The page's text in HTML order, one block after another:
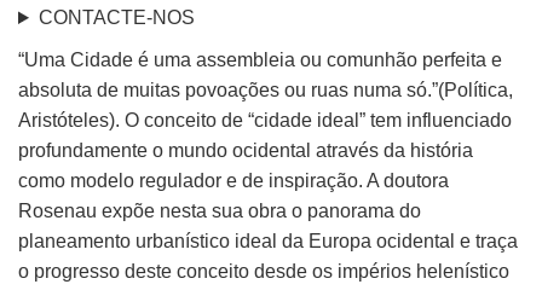
CONTACTE-NOS
“Uma Cidade é uma assembleia ou comunhão perfeita e
absoluta de muitas povoações ou ruas numa só.”(Política,
Aristóteles). O conceito de “cidade ideal” tem influenciado
profundamente o mundo ocidental através da história
como modelo regulador e de inspiração. A doutora
Rosenau expõe nesta sua obra o panorama do
planeamento urbanístico ideal da Europa ocidental e traça
o progresso deste conceito desde os impérios helenístico